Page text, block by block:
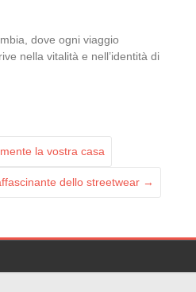
dove ogni viaggio
nella vitalità e nell’identità di
la vostra casa
dello streetwear →